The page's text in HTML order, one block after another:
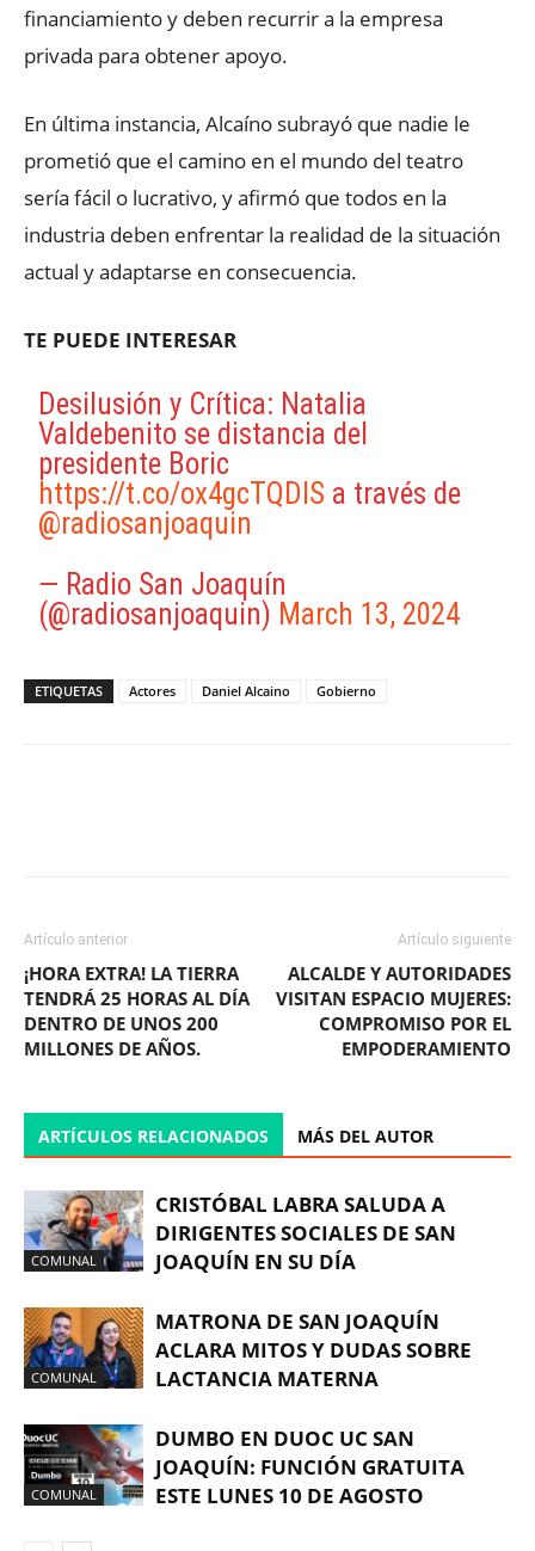
financiamiento y deben recurrir a la empresa
privada para obtener apoyo.
En última instancia, Alcaíno subrayó que nadie le
prometió que el camino en el mundo del teatro
sería fácil o lucrativo, y afirmó que todos en la
industria deben enfrentar la realidad de la situación
actual y adaptarse en consecuencia.
TE PUEDE INTERESAR
Desilusión y Crítica: Natalia
Valdebenito se distancia del
presidente Boric
https://t.co/ox4gcTQDlS a través de
@radiosanjoaquin
— Radio San Joaquín
(@radiosanjoaquin) March 13, 2024
ETIQUETAS Actores Daniel Alcaino Gobierno
Artículo anterior
¡HORA EXTRA! LA TIERRA
TENDRÁ 25 HORAS AL DÍA
DENTRO DE UNOS 200
MILLONES DE AÑOS.
Artículo siguiente
ALCALDE Y AUTORIDADES
VISITAN ESPACIO MUJERES:
COMPROMISO POR EL
EMPODERAMIENTO
ARTÍCULOS RELACIONADOS MÁS DEL AUTOR
COMUNAL
CRISTÓBAL LABRA SALUDA A
DIRIGENTES SOCIALES DE SAN
JOAQUÍN EN SU DÍA
COMUNAL
MATRONA DE SAN JOAQUÍN
ACLARA MITOS Y DUDAS SOBRE
LACTANCIA MATERNA
COMUNAL
DUMBO EN DUOC UC SAN
JOAQUÍN: FUNCIÓN GRATUITA
ESTE LUNES 10 DE AGOSTO